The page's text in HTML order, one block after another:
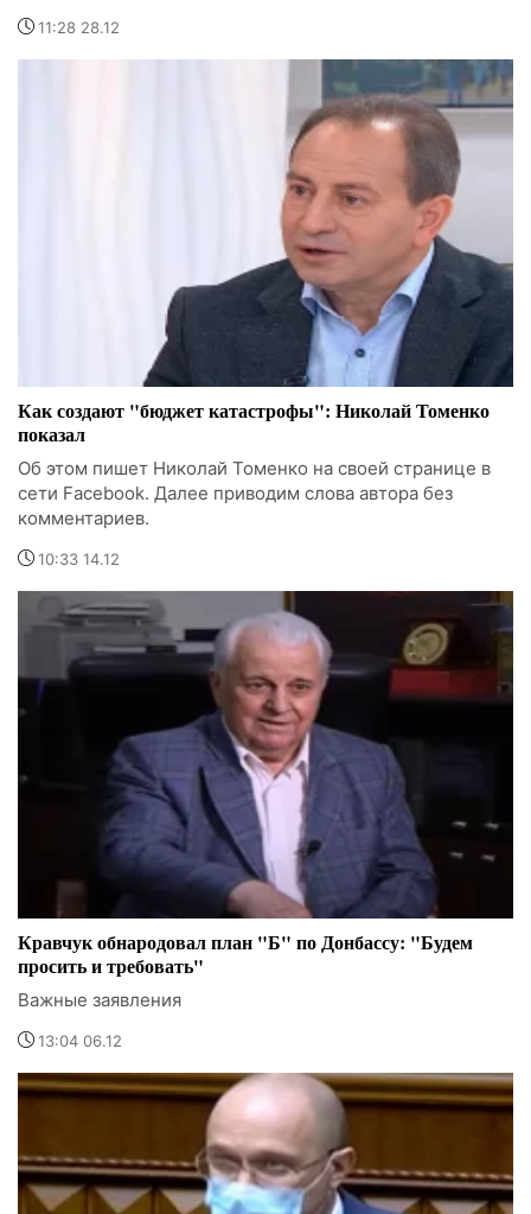
11:28 28.12
Как создают "бюджет катастрофы": Николай Томенко
показал
Об этом пишет Николай Томенко на своей странице в
сети Facebook. Далее приводим слова автора без
комментариев.
10:33 14.12
Кравчук обнародовал план "Б" по Донбассу: "Будем
просить и требовать"
Важные заявления
13:04 06.12